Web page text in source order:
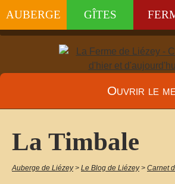
AUBERGE GÎTES
Ouvrir le
La Timbale
Auberge de Liézey > Le Blog de Liézey > Carnet